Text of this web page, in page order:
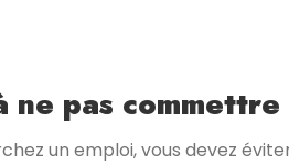
ne pas
un emploi, vous devez